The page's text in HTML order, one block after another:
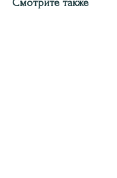
Смотрите также